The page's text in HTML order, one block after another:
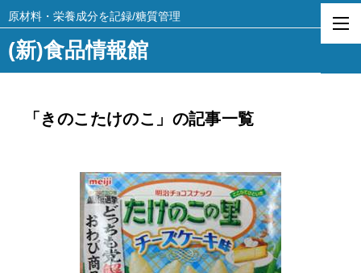
(新)食品情報館
原材料・栄養成分を記録/糖質管理
「きのこたけのこ」の記事一覧